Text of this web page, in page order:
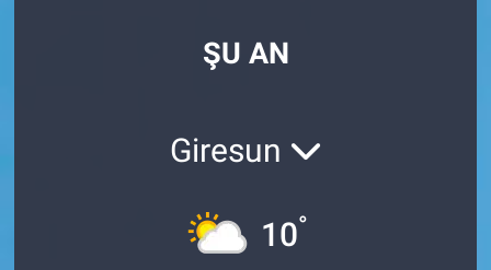
ŞU AN
Giresun
10°
Son Dakika Haberleri